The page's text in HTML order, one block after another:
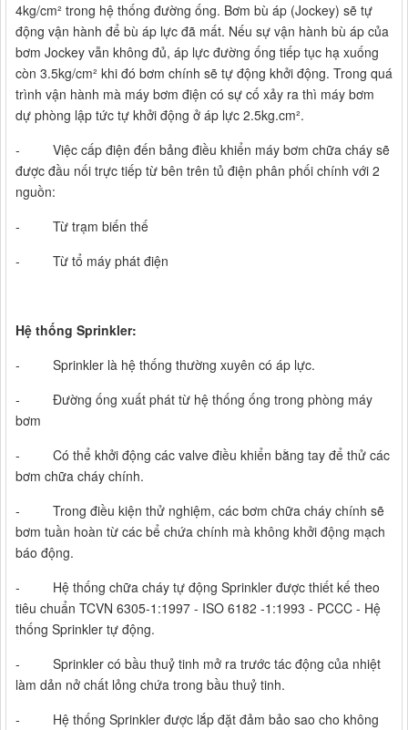
4kg/cm² trong hệ thống đường ống. Bơm bù áp (Jockey) sẽ tự
động vận hành để bù áp lực đã mất. Nếu sự vận hành bù áp của
bơm Jockey vẫn không đủ, áp lực đường ống tiếp tục hạ xuống
còn 3.5kg/cm² khi đó bơm chính sẽ tự động khởi động. Trong quá
trình vận hành mà máy bơm điện có sự cố xảy ra thì máy bơm
dự phòng lập tức tự khởi động ở áp lực 2.5kg.cm².
- Việc cấp điện đến bảng điều khiển máy bơm chữa cháy sẽ
được đầu nối trực tiếp từ bên trên tủ điện phân phối chính với 2
nguồn:
- Từ trạm biến thế
- Từ tổ máy phát điện
Hệ thống Sprinkler:
- Sprinkler là hệ thống thường xuyên có áp lực.
- Đường ống xuất phát từ hệ thống ống trong phòng máy
bơm
- Có thể khởi động các valve điều khiển bằng tay để thử các
bơm chữa cháy chính.
- Trong điều kiện thử nghiệm, các bơm chữa cháy chính sẽ
bơm tuần hoàn từ các bể chứa chính mà không khởi động mạch
báo động.
- Hệ thống chữa cháy tự động Sprinkler được thiết kế theo
tiêu chuẩn TCVN 6305-1:1997 - ISO 6182 -1:1993 - PCCC - Hệ
thống Sprinkler tự động.
- Sprinkler có bầu thuỷ tinh mở ra trước tác động của nhiệt
làm dản nở chất lỏng chứa trong bầu thuỷ tinh.
- Hệ thống Sprinkler được lắp đặt đảm bảo sao cho không